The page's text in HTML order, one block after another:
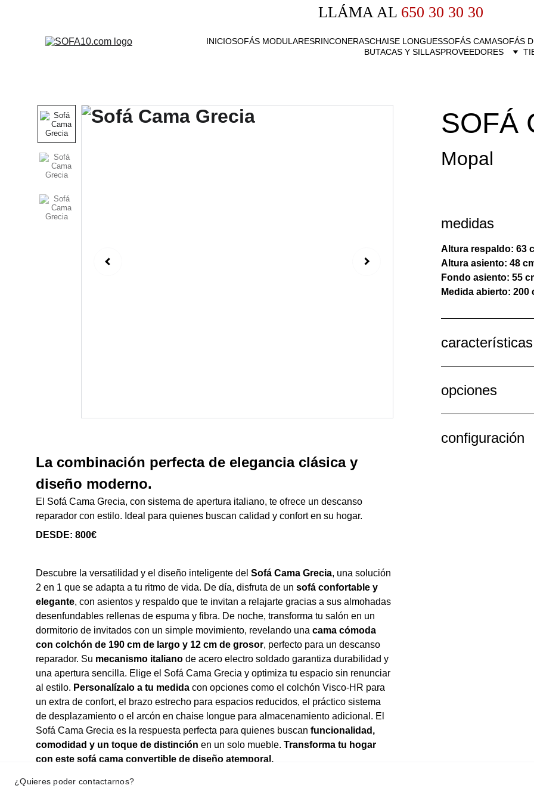
LLÁMA AL 650 30 30 30
INICIOSOFÁS MODULARESRINCONERASCHAISE LONGUESSOFÁS CAMASOFÁS
BUTACAS Y SILLASPROVEEDORES
La combinación perfecta de elegancia clásica y
diseño moderno.
El Sofá Cama Grecia, con sistema de apertura italiano, te ofrece un descanso
reparador con estilo. Ideal para quienes buscan calidad y confort en su hogar.
DESDE: 800€
Descubre la versatilidad y el diseño inteligente del Sofá Cama Grecia, una solución
2 en 1 que se adapta a tu ritmo de vida. De día, disfruta de un sofá confortable y
elegante, con asientos y respaldo que te invitan a relajarte gracias a sus almohadas
desenfundables rellenas de espuma y fibra. De noche, transforma tu salón en un
dormitorio de invitados con un simple movimiento, revelando una cama cómoda
con colchón de 190 cm de largo y 12 cm de grosor, perfecto para un descanso
reparador. Su mecanismo italiano de acero electro soldado garantiza durabilidad y
una apertura sencilla. Elige el Sofá Cama Grecia y optimiza tu espacio sin renunciar
al estilo. Personalízalo a tu medida con opciones como el colchón Visco-HR para
un extra de confort, el brazo estrecho para espacios reducidos, el práctico sistema
de desplazamiento o el arcón en chaise longue para almacenamiento adicional. El
Sofá Cama Grecia es la respuesta perfecta para quienes buscan funcionalidad,
comodidad y un toque de distinción en un solo mueble. Transforma tu hogar
con este sofá cama convertible de diseño atemporal.
SOFÁ
Mopal
medidas
Altura respaldo: 63
Altura asiento: 48
Fondo asiento: 55
Medida abierto: 200
características
opciones
configuración
¿Quieres poder contactarnos?